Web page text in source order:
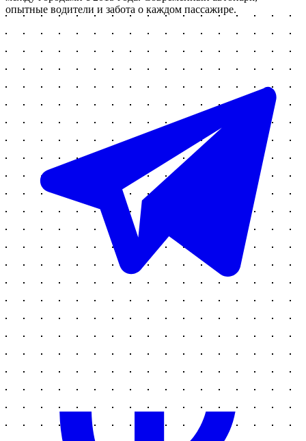
опытные водители и забота о каждом пассажире.